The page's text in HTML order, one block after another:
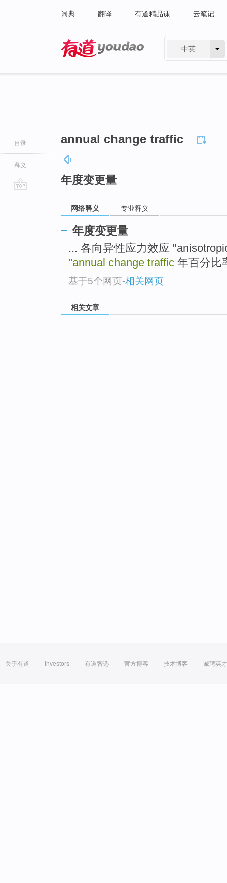
词典 翻译 有道精品课 云笔记
中英
目录
释义
annual change traffic
年度变更量
网络释义 专业释义
年度变更量
... 各向异性应力效应
"annual change traffic 年百分比
基于5个网页-相关网页
相关文章
关于有道 Investors 有道智选 官方博客 技术博客 诚聘英才